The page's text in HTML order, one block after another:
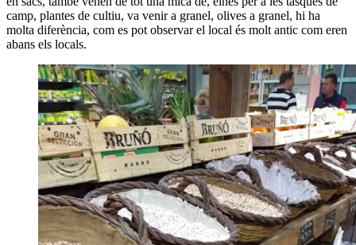
camp, plantes de cultiu, va venir a granel, olives a granel, hi ha
molta diferència, com es pot observar el local és molt antic com eren
abans els locals.